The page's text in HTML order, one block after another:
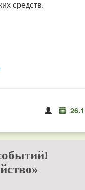
средств.